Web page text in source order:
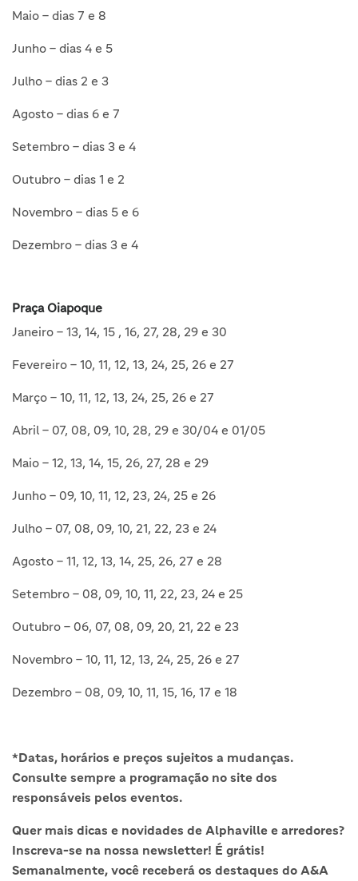
Maio – dias 7 e 8
Junho – dias 4 e 5
Julho – dias 2 e 3
Agosto – dias 6 e 7
Setembro – dias 3 e 4
Outubro – dias 1 e 2
Novembro – dias 5 e 6
Dezembro – dias 3 e 4
Praça Oiapoque
Janeiro – 13, 14, 15 , 16, 27, 28, 29 e 30
Fevereiro – 10, 11, 12, 13, 24, 25, 26 e 27
Março – 10, 11, 12, 13, 24, 25, 26 e 27
Abril – 07, 08, 09, 10, 28, 29 e 30/04 e 01/05
Maio – 12, 13, 14, 15, 26, 27, 28 e 29
Junho – 09, 10, 11, 12, 23, 24, 25 e 26
Julho – 07, 08, 09, 10, 21, 22, 23 e 24
Agosto – 11, 12, 13, 14, 25, 26, 27 e 28
Setembro – 08, 09, 10, 11, 22, 23, 24 e 25
Outubro – 06, 07, 08, 09, 20, 21, 22 e 23
Novembro – 10, 11, 12, 13, 24, 25, 26 e 27
Dezembro – 08, 09, 10, 11, 15, 16, 17 e 18
*Datas, horários e preços sujeitos a mudanças.
Consulte sempre a programação no site dos
responsáveis pelos eventos.
Quer mais dicas e novidades de Alphaville e arredores?
Inscreva-se na nossa newsletter! É grátis!
Semanalmente, você receberá os destaques do A&A